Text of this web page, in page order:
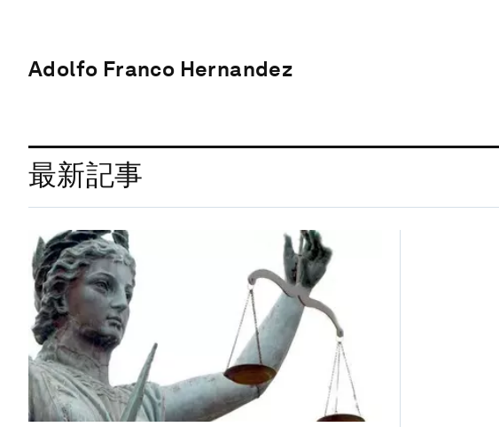
Adolfo Franco Hernandez
最新記事